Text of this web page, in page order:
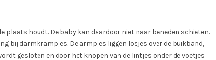
plaats houdt. De baby kan daardoor niet naar beneden schieten.
bij darmkrampjes. De armpjes liggen losjes over de buikband,
gesloten en door het knopen van de lintjes onder de voetjes